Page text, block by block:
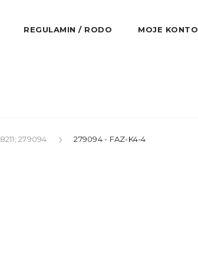
REGULAMIN / RODO MOJE KONTO
279094 279094 - FAZ-K4-4